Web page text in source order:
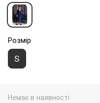
Розмір
S
Немає в наявності